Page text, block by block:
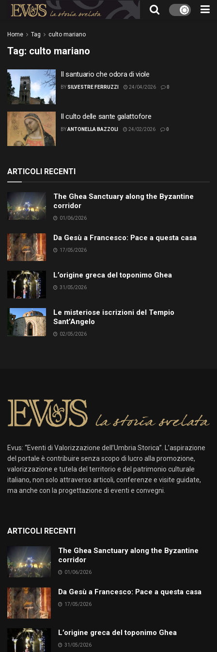
Home Tag culto mariano
Tag: culto mariano
Il santuario che odora di viole
BY SILVESTRE FERRUZZI 24/04/2026 0
Il culto delle sante galattofore
BYANTONELLA BAZZOLI 24/02/2026 0
ARTICOLI RECENTI
The Ghea Sanctuary along the Byzantine
corridor
01/06/2026
Da Gesù a Francesco: Pace a questa casa
17/05/2026
L’origine greca del toponimo Ghea
31/05/2026
Le misteriose iscrizioni del Tempio
Sant’Angelo
02/05/2026
Evus: “Eventi di Valorizzazione dell’Umbria Storica”. L’aspirazione
del portale è contribuire senza scopo di lucro alla promozione,
valorizzazione e tutela del territorio e del patrimonio culturale
italiano, non solo attraverso articoli, conferenze e visite guidate,
ma anche con la progettazione di eventi e convegni.
ARTICOLI RECENTI
The Ghea Sanctuary along the Byzantine
corridor
01/06/2026
Da Gesù a Francesco: Pace a questa casa
17/05/2026
L’origine greca del toponimo Ghea
31/05/2026